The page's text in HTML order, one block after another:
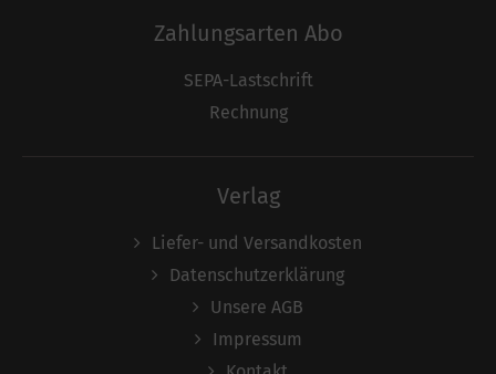
Zahlungsarten Abo
SEPA-Lastschrift
Rechnung
Verlag
Liefer- und Versandkosten
Datenschutzerklärung
Unsere AGB
Impressum